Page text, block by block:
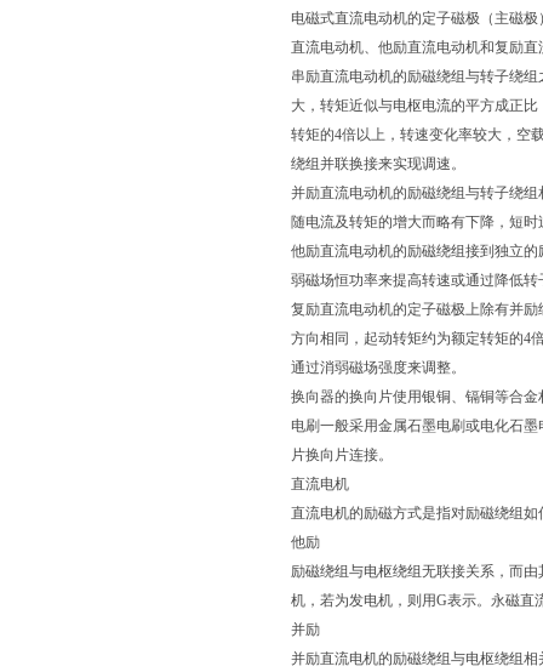
电磁式直流电动机的定子磁极（主磁
直流电动机、他励直流电动机和复励
串励直流电动机的励磁绕组与转子绕
大，转矩近似与电枢电流的平方成正
转矩的4倍以上，转速变化率较大，空
绕组并联换接来实现调速。
并励直流电动机的励磁绕组与转子绕
随电流及转矩的增大而略有下降，短
他励直流电动机的励磁绕组接到独立
弱磁场恒功率来提高转速或通过降低
复励直流电动机的定子磁极上除有并
方向相同，起动转矩约为额定转矩的4
通过消弱磁场强度来调整。
换向器的换向片使用银铜、镉铜等合
电刷一般采用金属石墨电刷或电化石
片换向片连接。
直流电机
直流电机的励磁方式是指对励磁绕组
他励
励磁绕组与电枢绕组无联接关系，而
机，若为发电机，则用G表示。永磁直
并励
并励直流电机的励磁绕组与电枢绕组